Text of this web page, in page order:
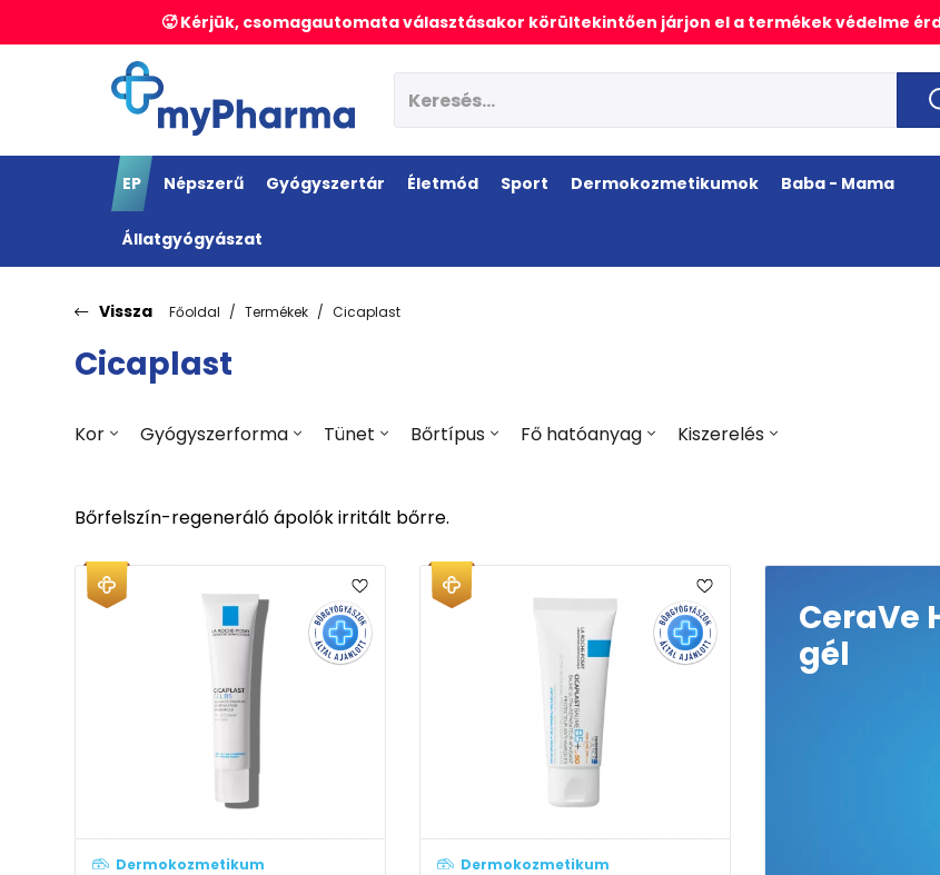
🥵 Kérjük, csomagautomata választásakor körültekintően járjon el a termékek védelme
EP Népszerű Gyógyszertár Életmód Sport Dermokozmetikumok Baba - Mama
Állatgyógyászat
Vissza Főoldal Termékek Cicaplast
Cicaplast
Kor Gyógyszerforma Tünet Bőrtípus Fő hatóanyag Kiszerelés
Bőrfelszín-regeneráló ápolók irritált bőrre.
Dermokozmetikum Dermokozmetikum
CeraVe
gél